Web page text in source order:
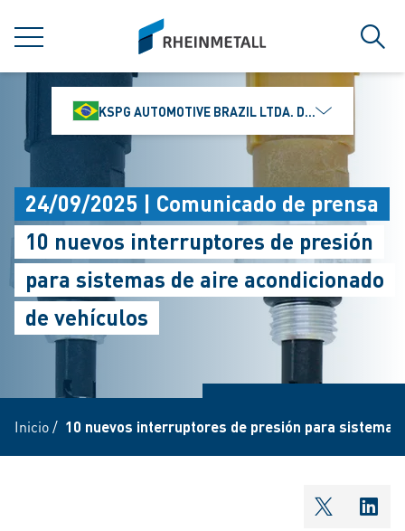
MENÚ
siteLogo
KSPG AUTOMOTIVE BRAZIL LTDA. DIVISÃO MS
24/09/2025 | Comunicado de prensa
10 nuevos interruptores de presión
para sistemas de aire acondicionado
de vehículos
Inicio/ 10 nuevos interruptores de presión para